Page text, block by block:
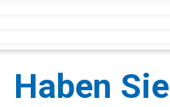
Haben